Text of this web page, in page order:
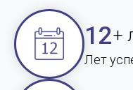
12+
Лет